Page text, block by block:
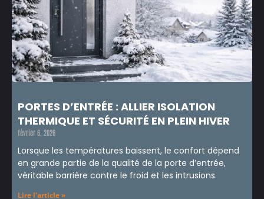
PORTES D’ENTRÉE : ALLIER ISOLATION
THERMIQUE ET SÉCURITÉ EN PLEIN HIVER
février 6, 2026
Lorsque les températures baissent, le confort dépend
en grande partie de la qualité de la porte d’entrée,
véritable barrière contre le froid et les intrusions.
Lire l'article »